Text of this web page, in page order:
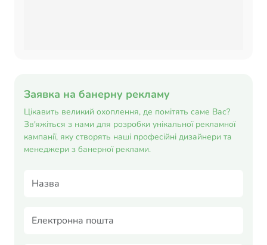
Заявка на банерну рекламу
Цікавить великий охоплення, де помітять саме Вас?
Зв'яжіться з нами для розробки унікальної рекламної
кампанії, яку створять наші професійні дизайнери та
менеджери з банерної реклами.